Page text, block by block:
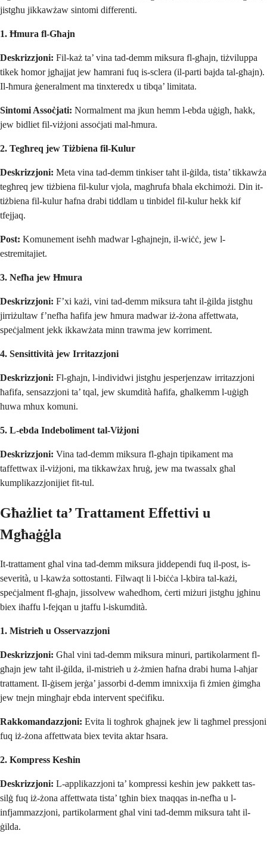
jistgħu jikkawżaw sintomi differenti.
1. Ħmura fl-Għajn
Deskrizzjoni: Fil-każ ta’ vina tad-demm miksura fl-għajn, tiżviluppa
tikek ħomor jgħajjat jew ħamrani fuq is-sclera (il-parti bajda tal-għajn).
Il-ħmura ġeneralment ma tinxteredx u tibqa’ limitata.
Sintomi Assoċjati: Normalment ma jkun hemm l-ebda uġigħ, ħakk,
jew bidliet fil-viżjoni assoċjati mal-ħmura.
2. Tegħreq jew Tiżbiena fil-Kulur
Deskrizzjoni: Meta vina tad-demm tinkiser taħt il-ġilda, tista’ tikkawża
tegħreq jew tiżbiena fil-kulur vjola, magħrufa bħala ekchimożi. Din it-
tiżbiena fil-kulur ħafna drabi tiddlam u tinbidel fil-kulur hekk kif
tfejjaq.
Post: Komunement iseħħ madwar l-għajnejn, il-wiċċ, jew l-
estremitajiet.
3. Nefħa jew Ħmura
Deskrizzjoni: F’xi każi, vini tad-demm miksura taħt il-ġilda jistgħu
jirriżultaw f’nefħa ħafifa jew ħmura madwar iż-żona affettwata,
speċjalment jekk ikkawżata minn trawma jew korriment.
4. Sensittività jew Irritazzjoni
Deskrizzjoni: Fl-għajn, l-individwi jistgħu jesperjenzaw irritazzjoni
ħafifa, sensazzjoni ta’ tqal, jew skumdità ħafifa, għalkemm l-uġigħ
huwa mhux komuni.
5. L-ebda Indeboliment tal-Viżjoni
Deskrizzjoni: Vina tad-demm miksura fl-għajn tipikament ma
taffettwax il-viżjoni, ma tikkawżax ħruġ, jew ma twassalx għal
kumplikazzjonijiet fit-tul.
Għażliet ta’ Trattament Effettivi u
Mgħaġġla
It-trattament għal vina tad-demm miksura jiddependi fuq il-post, is-
severità, u l-kawża sottostanti. Filwaqt li l-biċċa l-kbira tal-każi,
speċjalment fl-għajn, jissolvew waħedhom, ċerti miżuri jistgħu jgħinu
biex iħaffu l-fejqan u jtaffu l-iskumdità.
1. Mistrieħ u Osservazzjoni
Deskrizzjoni: Għal vini tad-demm miksura minuri, partikolarment fl-
għajn jew taħt il-ġilda, il-mistrieħ u ż-żmien ħafna drabi huma l-aħjar
trattament. Il-ġisem jerġa’ jassorbi d-demm imnixxija fi żmien ġimgħa
jew tnejn mingħajr ebda intervent speċifiku.
Rakkomandazzjoni: Evita li togħrok għajnek jew li tagħmel pressjoni
fuq iż-żona affettwata biex tevita aktar ħsara.
2. Kompress Kesħin
Deskrizzjoni: L-applikazzjoni ta’ kompressi kesħin jew pakkett tas-
silġ fuq iż-żona affettwata tista’ tgħin biex tnaqqas in-nefħa u l-
infjammazzjoni, partikolarment għal vini tad-demm miksura taħt il-
ġilda.